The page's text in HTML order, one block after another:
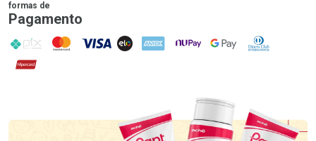
formas de
Pagamento
PIX MasterCard
VISA ELO AMEX NuPay Google PayDiners Club
Hipercard
Promoção em Destaque